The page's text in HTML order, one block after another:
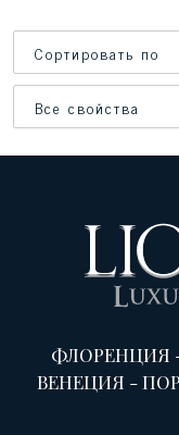
ФЛОРЕНЦИЯ
ВЕНЕЦИЯ -